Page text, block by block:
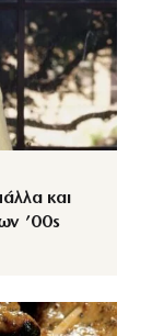
και
’00s